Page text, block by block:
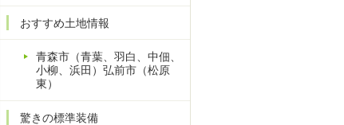
おすすめ土地情報
青森市（青葉、羽白、中佃、
小柳、浜田）弘前市（松原
東）
驚きの標準装備